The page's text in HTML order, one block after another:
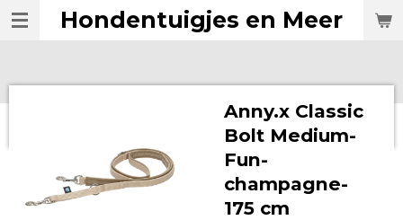
Ga
direct
Hondentuigjes en Meer
Anny.x Classic
Bolt Medium-
Fun-
champagne-
175 cm